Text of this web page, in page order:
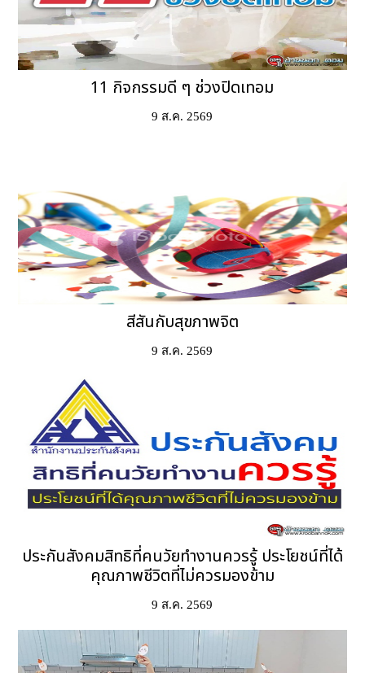
11 กิจกรรมดี ๆ ช่วงปิดเทอม
9 ส.ค. 2569
สีสันกับสุขภาพจิต
9 ส.ค. 2569
ประกันสังคมสิทธิที่คนวัยทำงานควรรู้ ประโยชน์ที่ได้
คุณภาพชีวิตที่ไม่ควรมองข้าม
9 ส.ค. 2569